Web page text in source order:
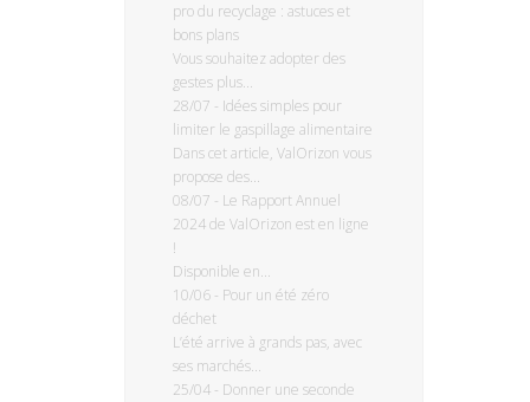
pro du recyclage : astuces et
bons plans
Vous souhaitez adopter des
gestes plus...
28/07 - Idées simples pour
limiter le gaspillage alimentaire
Dans cet article, ValOrizon vous
propose des...
08/07 - Le Rapport Annuel
2024 de ValOrizon est en ligne
!
Disponible en...
10/06 - Pour un été zéro
déchet
L’été arrive à grands pas, avec
ses marchés...
25/04 - Donner une seconde